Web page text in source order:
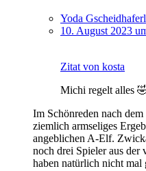
Yoda Gscheidhaferl
10. August 2023
Zitat von kosta
Michi regelt alles
Im Schönreden nach
ziemlich armseliges
angeblichen A-Elf.
noch drei Spieler aus der
haben natürlich nicht